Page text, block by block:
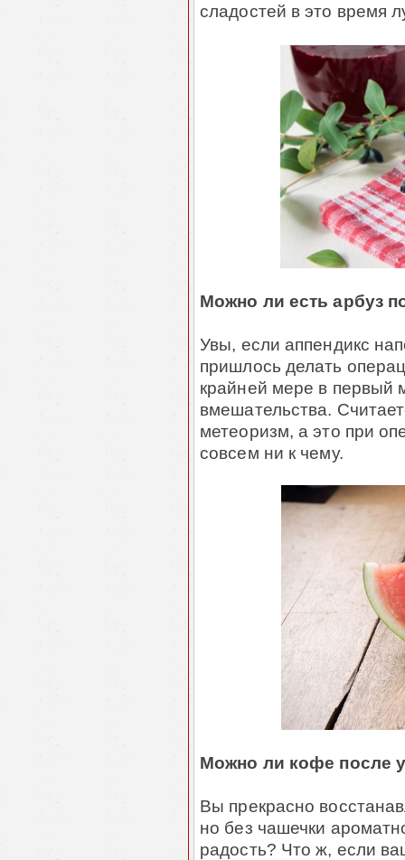
сладостей в это время
Можно ли есть арбуз
Увы, если аппендикс
пришлось делать
крайней мере в первый
вмешательства.
метеоризм, а это при
совсем ни к чему.
Можно ли кофе после
Вы прекрасно
но без чашечки
радость? Что ж, если